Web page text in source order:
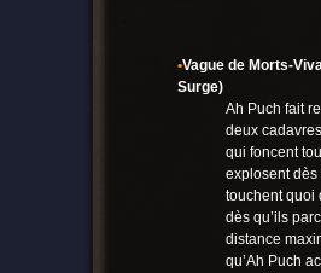
•Vague de Morts-
Surge)
Ah Puch fait
deux
qui foncent
explosent dès
touchent quoi
dès qu’ils
distance
qu’Ah Puch